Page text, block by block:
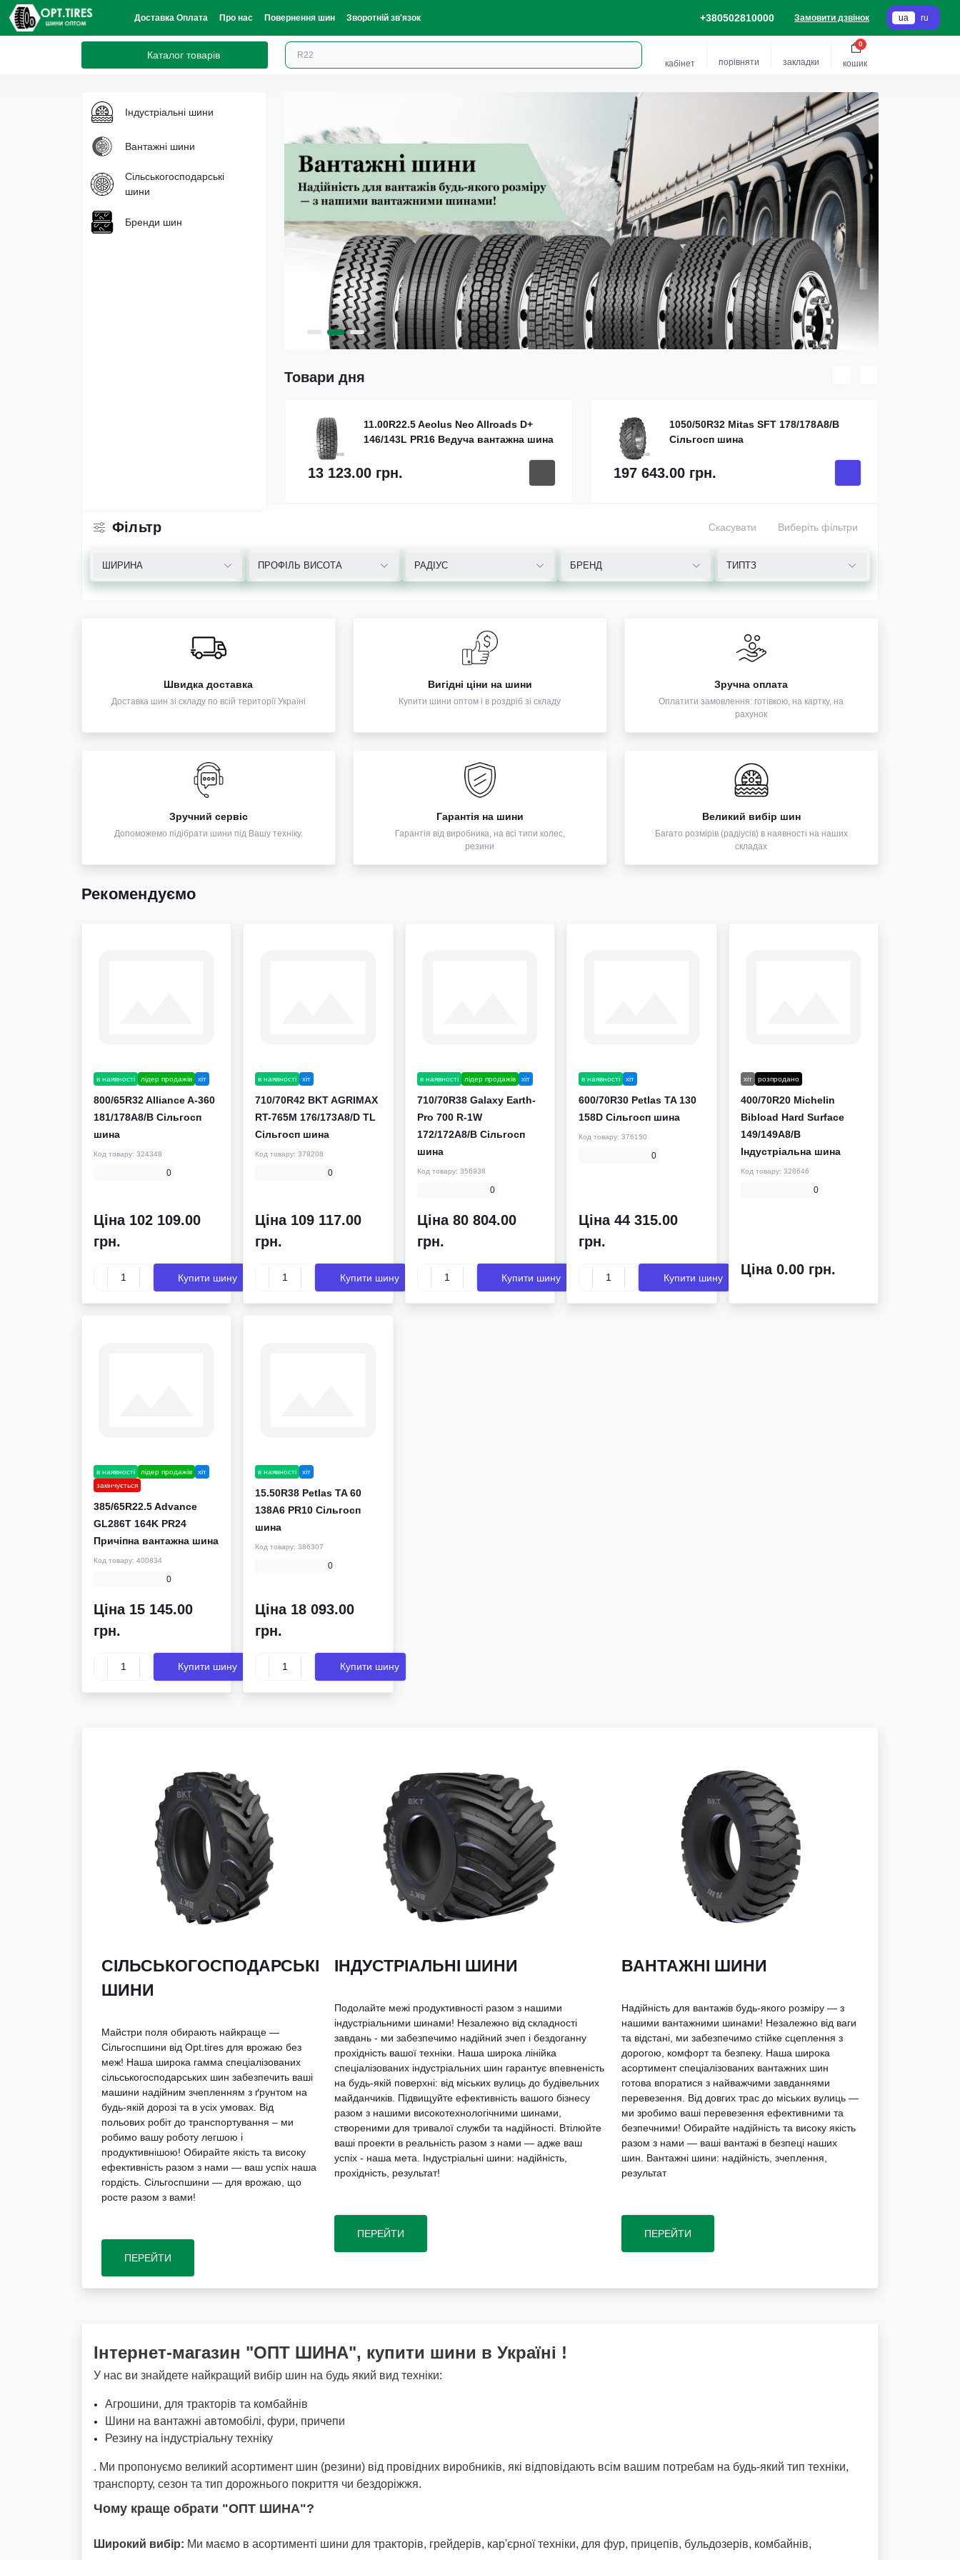
Доставка Оплата Про нас Повернення шин Зворотній зв'язок +380502810000 Замовити дзвінок ua ru
Каталог товарів
кабінет порівняти закладки кошик
0
Індустріальні шини
Вантажні шини
Сільськогосподарські
шини
Бренди шин
Товари дня
11.00R22.5 Aeolus Neo Allroads D+
146/143L PR16 Ведуча вантажна шина
13 123.00 грн.
1050/50R32 Mitas SFT 178/178A8/B
Сільгосп шина
197 643.00 грн.
Фільтр Скасувати Виберіть фільтри
ШИРИНА ПРОФІЛЬ ВИСОТА РАДІУС БРЕНД ТИПТЗ
Швидка доставка
Доставка шин зі складу по всій території Україні
Вигідні ціни на шини
Купити шини оптом і в роздріб зі складу
Зручна оплата
Оплатити замовлення: готівкою, на картку, на
рахунок
Зручний сервіс
Допоможемо підібрати шини під Вашу техніку.
Гарантія на шини
Гарантія від виробника, на всі типи колес,
резини
Великий вибір шин
Багато розмірів (радіусів) в наявності на наших
складах
Рекомендуємо
в наявності лідер продажів хіт
800/65R32 Alliance A-360
181/178A8/B Сільгосп
шина
Код товару: 324348
0
Ціна 102 109.00
грн.
Купити шину
в наявності хіт
710/70R42 BKT AGRIMAX
RT-765M 176/173A8/D TL
Сільгосп шина
Код товару:378208
0
Ціна 109 117.00
грн.
Купити шину
в наявності лідер продажів хіт
710/70R38 Galaxy Earth-
Pro 700 R-1W
172/172A8/B Сільгосп
шина
Код товару: 356938
0
Ціна 80 804.00
грн.
Купити шину
в наявності хіт
600/70R30 Petlas TA 130
158D Сільгосп шина
Код товару:376150
0
Ціна 44 315.00
грн.
Купити шину
хіт розпродано
400/70R20 Michelin
Bibload Hard Surface
149/149A8/B
Індустріальна шина
Код товару: 328646
0
Ціна 0.00 грн.
в наявності лідер продажів
хіт
закінчується
385/65R22.5 Advance
GL286T 164K PR24
Причіпна вантажна шина
Код товару: 400834
0
Ціна 15 145.00
грн.
Купити шину
в наявності хіт
15.50R38 Petlas TA 60
138A6 PR10 Сільгосп
шина
Код товару:386307
0
Ціна 18 093.00
грн.
Купити шину
СІЛЬСЬКОГОСПОДАРСЬКІ
ШИНИ
Майстри поля обирають найкраще —
Сільгоспшини від Opt.tires для врожаю без
меж! Наша широка гамма спеціалізованих
сільськогосподарських шин забезпечить ваші
машини надійним зчепленням з ґрунтом на
будь-якій дорозі та в усіх умовах. Від
польових робіт до транспортування – ми
робимо вашу роботу легшою і
продуктивнішою! Обирайте якість та високу
ефективність разом з нами — ваш успіх наша
гордість. Сільгоспшини — для врожаю, що
росте разом з вами!
ПЕРЕЙТИ
ІНДУСТРІАЛЬНІ ШИНИ
Подолайте межі продуктивності разом з нашими
індустріальними шинами! Незалежно від складності
завдань - ми забезпечимо надійний зчеп і бездоганну
прохідність вашої техніки. Наша широка лінійка
спеціалізованих індустріальних шин гарантує впевненість
на будь-якій поверхні: від міських вулиць до будівельних
майданчиків. Підвищуйте ефективність вашого бізнесу
разом з нашими високотехнологічними шинами,
створеними для тривалої служби та надійності. Втілюйте
ваші проекти в реальність разом з нами — адже ваш
успіх - наша мета. Індустріальні шини: надійність,
прохідність, результат!
ПЕРЕЙТИ
ВАНТАЖНІ ШИНИ
Надійність для вантажів будь-якого розміру — з
нашими вантажними шинами! Незалежно від ваги
та відстані, ми забезпечимо стійке сцеплення з
дорогою, комфорт та безпеку. Наша широка
асортимент спеціалізованих вантажних шин
готова впоратися з найважчими завданнями
перевезення. Від довгих трас до міських вулиць —
ми зробимо ваші перевезення ефективними та
безпечними! Обирайте надійність та високу якість
разом з нами — ваші вантажі в безпеці наших
шин. Вантажні шини: надійність, зчеплення,
результат
ПЕРЕЙТИ
Інтернет-магазин "ОПТ ШИНА", купити шини в Україні !
У нас ви знайдете найкращий вибір шин на будь який вид техніки:
Агрошини, для тракторів та комбайнів
Шини на вантажні автомобілі, фури, причепи
Резину на індустріальну техніку
. Ми пропонуємо великий асортимент шин (резини) від провідних виробників, які відповідають всім вашим потребам на будь-який тип техніки,
транспорту, сезон та тип дорожнього покриття чи бездоріжжя.
Чому краще обрати "ОПТ ШИНА"?
Широкий вибір: Ми маємо в асортименті шини для тракторів, грейдерів, кар'єрної техніки, для фур, прицепів, бульдозерів, комбайнів,